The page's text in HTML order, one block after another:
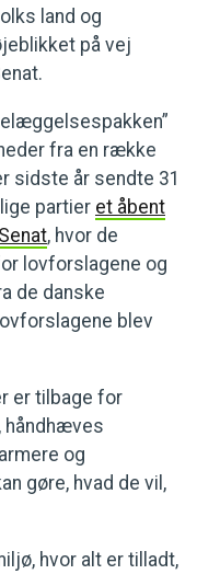
land og
på vej
fra en række
sidste år sendte 31
partier et åbent
, hvor de
lovforslagene og
de danske
blev
er tilbage for
håndhæves
og
gøre, hvad de vil,
hvor alt er tilladt,